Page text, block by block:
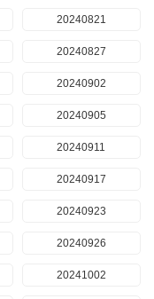
20240821
20240827
20240902
20240905
20240911
20240917
20240923
20240926
20241002